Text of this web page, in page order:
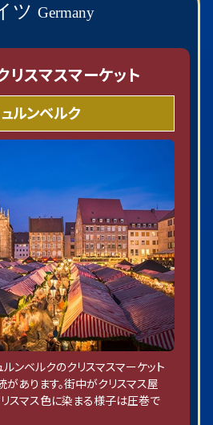
ツ Germany
リスマスマーケット
ルンベルク
ンベルクのクリスマスマーケット
があります。街中がクリスマス屋
リスマス色に染まる様子は圧巻で